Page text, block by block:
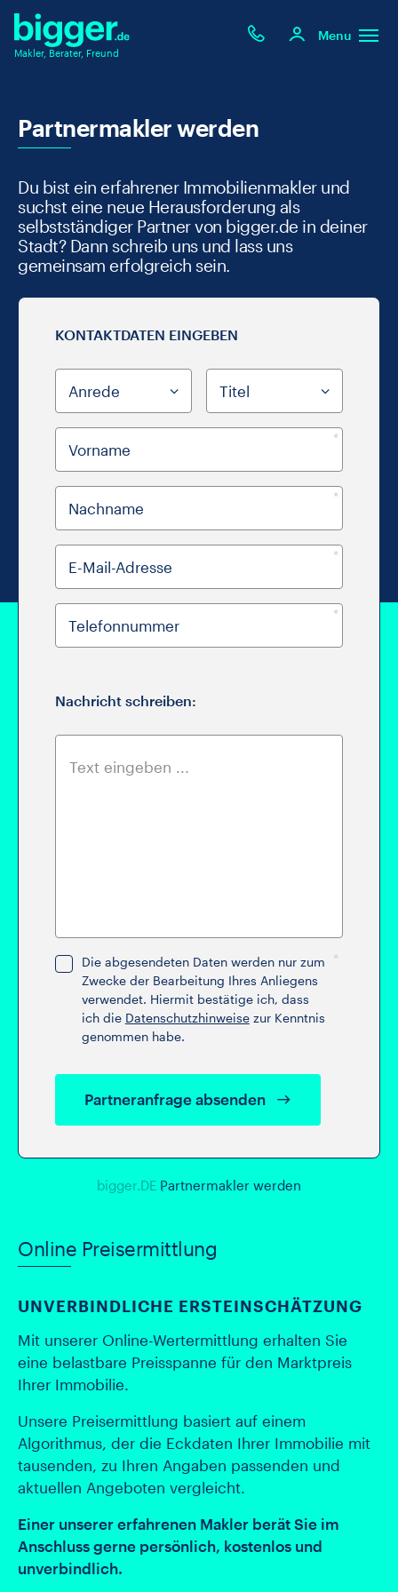
Makler, Berater, Freund
Menu
Partnermakler werden
Du bist ein erfahrener Immobilienmakler und
suchst eine neue Herausforderung als
selbstständiger Partner von bigger.de in deiner
Stadt? Dann schreib uns und lass uns
gemeinsam erfolgreich sein.
KONTAKTDATEN EINGEBEN
Anrede Titel
Pflichtfeld
Vorname
Pflichtfeld
Nachname
Pflichtfeld
E-Mail-Adresse
Pflichtfeld
Telefonnummer
Nachricht schreiben:
Die abgesendeten Daten werden nur zum
Zwecke der Bearbeitung Ihres Anliegens
verwendet. Hiermit bestätige ich, dass
ich die Datenschutzhinweisezur Kenntnis
genommen habe.
Partneranfrage absenden
bigger.DE Partnermakler werden
Online Preisermittlung
UNVERBINDLICHE ERSTEINSCHÄTZUNG
Mit unserer Online-Wertermittlung erhalten Sie
eine belastbare Preisspanne für den Marktpreis
Ihrer Immobilie.
Unsere Preisermittlung basiert auf einem
Algorithmus, der die Eckdaten Ihrer Immobilie mit
tausenden, zu Ihren Angaben passenden und
aktuellen Angeboten vergleicht.
Einer unserer erfahrenen Makler berät Sie im
Anschluss gerne persönlich, kostenlos und
unverbindlich.